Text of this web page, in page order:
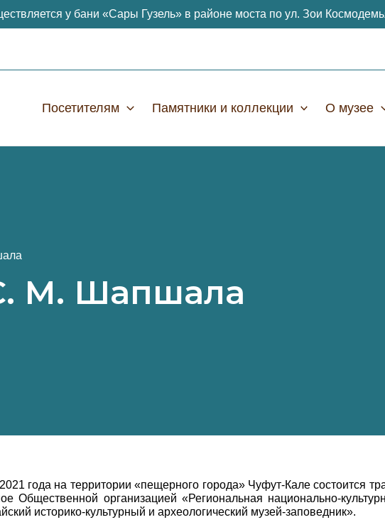
у бани «Сары Гузель» в районе моста по ул. Зои
Посетителям Памятники и коллекции О музее
М. Шапшала
года на территории «пещерного города» Чуфут-Кале состоится
организацией «Региональная национально-
историко-культурный и археологический музей-заповедник».